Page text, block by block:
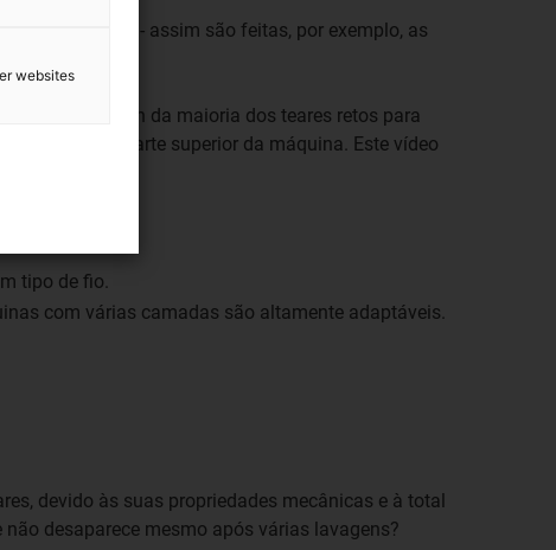
tipo "tubo" - assim são feitas, por exemplo, as
O design da maioria dos teares retos para
situada na parte superior da máquina. Este vídeo
tipo de fio.
com várias camadas são altamente adaptáveis.
devido às suas propriedades mecânicas e à total
desaparece mesmo após várias lavagens?
websites